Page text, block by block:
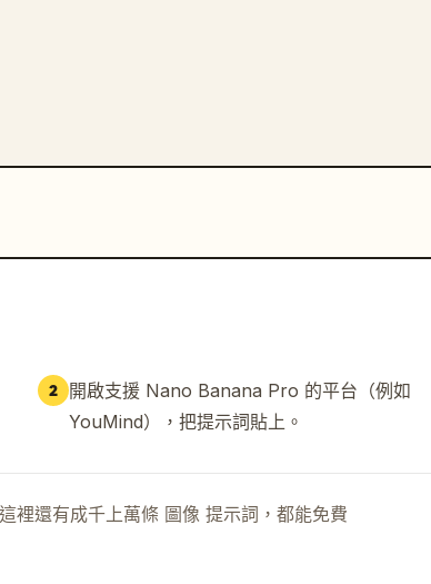
2 開啟支援 Nano Banana Pro 的平台（例如
YouMind），把提示詞貼上。
裡還有成千上萬條 圖像 提示詞，都能免費